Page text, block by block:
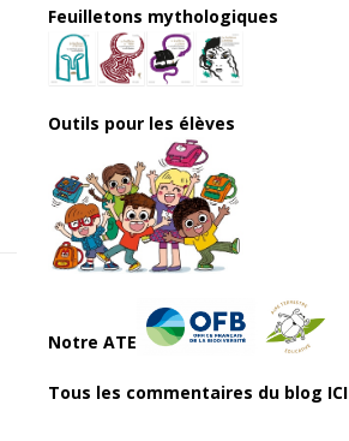
Feuilletons mythologiques
Outils pour les élèves
Notre ATE
Tous les commentaires du blog ICI